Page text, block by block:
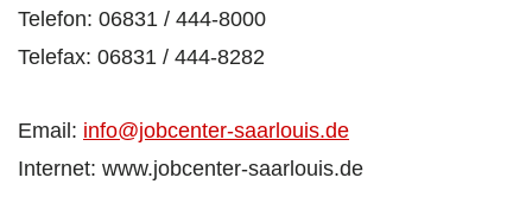
Telefon: 06831 / 444-8000
Telefax: 06831 / 444-8282
Email: info@jobcenter-saarlouis.de
Internet: www.jobcenter-saarlouis.de